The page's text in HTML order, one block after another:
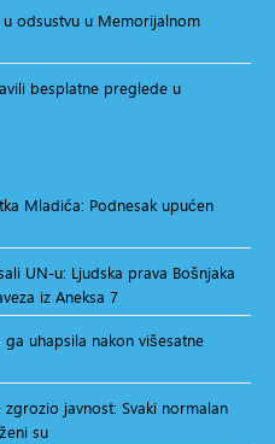
u odsustvu u Memorijalnom
besplatne preglede u
Mladića: Podnesak upućen
UN-u: Ljudska prava Bošnjaka
iz Aneksa 7
uhapsila nakon višesatne
javnost: Svaki normalan
su